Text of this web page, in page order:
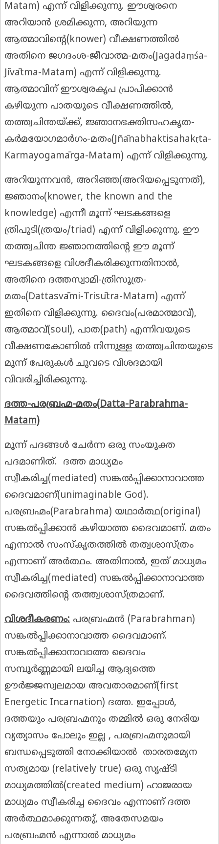
Matam) എന്ന് വിളിക്കുന്നു. ഈശ്വരനെ
അറിയാൻ ശ്രമിക്കുന്ന, അറിയുന്ന
ആത്മാവിന്റെ(knower) വീക്ഷണത്തിൽ
അതിനെ ജഗദംശ-ജീവാത്മ-മതം(Jagadaṃśa-
Jīvātma-Matam) എന്ന് വിളിക്കുന്നു.
ആത്മാവിന് ഈശ്വരകൃപ പ്രാപിക്കാൻ
കഴിയുന്ന പാതയുടെ വീക്ഷണത്തിൽ,
തത്ത്വചിന്തയ്ക്ക്, ജ്ഞാനഭക്തിസഹകൃത-
കർമയോഗമാർഗം-മതം(Jñānabhaktisahakṛta-
Karmayogamārga-Matam) എന്ന് വിളിക്കുന്നു.
അറിയുന്നവൻ, അറിഞ്ഞ(അറിയപ്പെടുന്നത്),
ജ്ഞാനം(knower, the known and the
knowledge) എന്നീ മൂന്ന് ഘടകങ്ങളെ
ത്രിപുടി(ത്രയം/triad) എന്ന് വിളിക്കുന്നു. ഈ
തത്ത്വചിന്ത ജ്ഞാനത്തിന്റെ ഈ മൂന്ന്
ഘടകങ്ങളെ വിശദീകരിക്കുന്നതിനാൽ,
അതിനെ ദത്തസ്വാമി-ത്രിസൂത്ര-
മതം(Dattasvāmi-Trisūtra-Matam) എന്ന്
ഇതിനെ വിളിക്കുന്നു. ദൈവം(പരമാത്മാവ്),
ആത്മാവ്(soul), പാത(path) എന്നിവയുടെ
വീക്ഷണകോണിൽ നിന്നുള്ള തത്ത്വചിന്തയുടെ
മൂന്ന് പേരുകൾ ചുവടെ വിശദമായി
വിവരിച്ചിരിക്കുന്നു.
ദത്ത-പരബ്രഹ്മ-മതം(Datta-Parabrahma-
Matam)
മൂന്ന് പദങ്ങൾ ചേർന്ന ഒരു സംയുക്ത
പദമാണിത്. ദത്ത മാധ്യമം
സ്വീകരിച്ച(mediated) സങ്കൽപ്പിക്കാനാവാത്ത
ദൈവമാണ്(unimaginable God).
പരബ്രഹ്മം(Parabrahma) യഥാർത്ഥ(original)
സങ്കൽപ്പിക്കാൻ കഴിയാത്ത ദൈവമാണ്. മതം
എന്നാൽ സംസ്കൃതത്തിൽ തത്വശാസ്ത്രം
എന്നാണ് അർത്ഥം. അതിനാൽ, ഇത് മാധ്യമം
സ്വീകരിച്ച(mediated) സങ്കൽപ്പിക്കാനാവാത്ത
ദൈവത്തിന്റെ തത്ത്വശാസ്ത്രമാണ്.
വിശദീകരണം: പരബ്രഹ്മൻ (Parabrahman)
സങ്കൽപ്പിക്കാനാവാത്ത ദൈവമാണ്.
സങ്കൽപ്പിക്കാനാവാത്ത ദൈവം
സമ്പൂർണ്ണമായി ലയിച്ച ആദ്യത്തെ
ഊർജ്ജസ്വലമായ അവതാരമാണ്(first
Energetic Incarnation) ദത്ത. ഇപ്പോൾ,
ദത്തയും പരബ്രഹ്മനും തമ്മിൽ ഒരു നേരിയ
വ്യത്യാസം പോലും ഇല്ല , പരബ്രഹ്മനുമായി
ബന്ധപ്പെടുത്തി നോക്കിയാൽ താരതമ്യേന
സത്യമായ (relatively true) ഒരു സൃഷ്ടി
മാധ്യമത്തിൽ(created medium) ഹാജരായ
മാധ്യമം സ്വീകരിച്ച ദൈവം എന്നാണ് ദത്ത
അർത്ഥമാക്കുന്നതു്, അതേസമയം
പരബ്രഹ്മൻ എന്നാൽ മാധ്യമം